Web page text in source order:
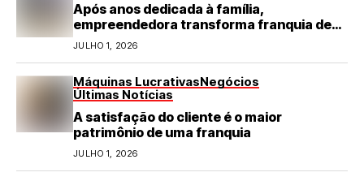
Após anos dedicada à família,
empreendedora transforma franquia de
turismo em negócio de destaque no RN
JULHO 1, 2026
Máquinas LucrativasNegócios
Últimas Notícias
A satisfação do cliente é o maior
patrimônio de uma franquia
JULHO 1, 2026